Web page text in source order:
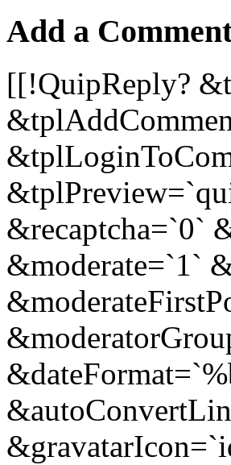
Add a
[[!QuipReply?
&recaptcha=`0`
&moderate=`1`